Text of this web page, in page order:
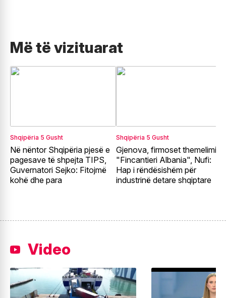
Më të vizituarat
Shqipëria 5 Gusht
Në nëntor Shqipëria pjesë e
pagesave të shpejta TIPS,
Guvernatori Sejko: Fitojmë
kohë dhe para
Shqipëria 5 Gusht
Gjenova, firmoset themelimi i
"Fincantieri Albania", Nufi:
Hap i rëndësishëm për
industrinë detare shqiptare
Video